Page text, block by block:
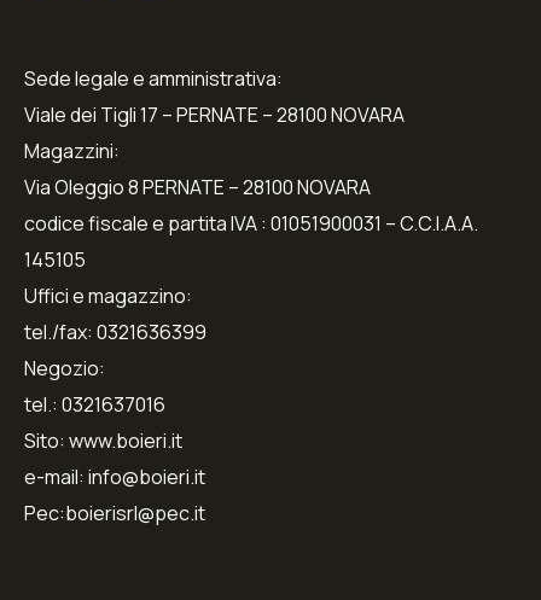
Sede legale e amministrativa:
Viale dei Tigli 17 – PERNATE – 28100 NOVARA
Magazzini:
Via Oleggio 8 PERNATE – 28100 NOVARA
codice fiscale e partita IVA : 01051900031 – C.C.I.A.A.
145105
Uffici e magazzino:
tel./fax: 0321636399
Negozio:
tel.: 0321637016
Sito: www.boieri.it
e-mail: info@boieri.it
Pec:boierisrl@pec.it